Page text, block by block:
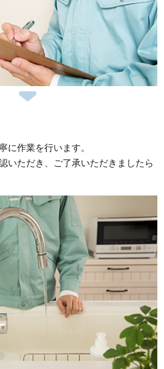
に作業を行います。
いただき、ご了承いただきましたら